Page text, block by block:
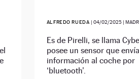
ALFREDO RUEDA | 04/02/2025|
Es de Pirelli, se llama
posee un sensor que envía
información al coche por
‘bluetooth’.